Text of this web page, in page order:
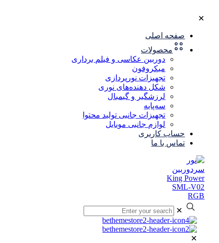
✕
صفحه اصلی
محصولات
دوربین عکاسی و فیلم برداری
میکروفون
تجهیزات نورپردازی
شکل‌ دهنده‌های نوری
لرزشگیر و گیمبال
سه‌پایه
تجهیزات جانبی تولید محتوا
لوازم جانبی موبایل
حساب کاربری
تماس با ما
✕
✕